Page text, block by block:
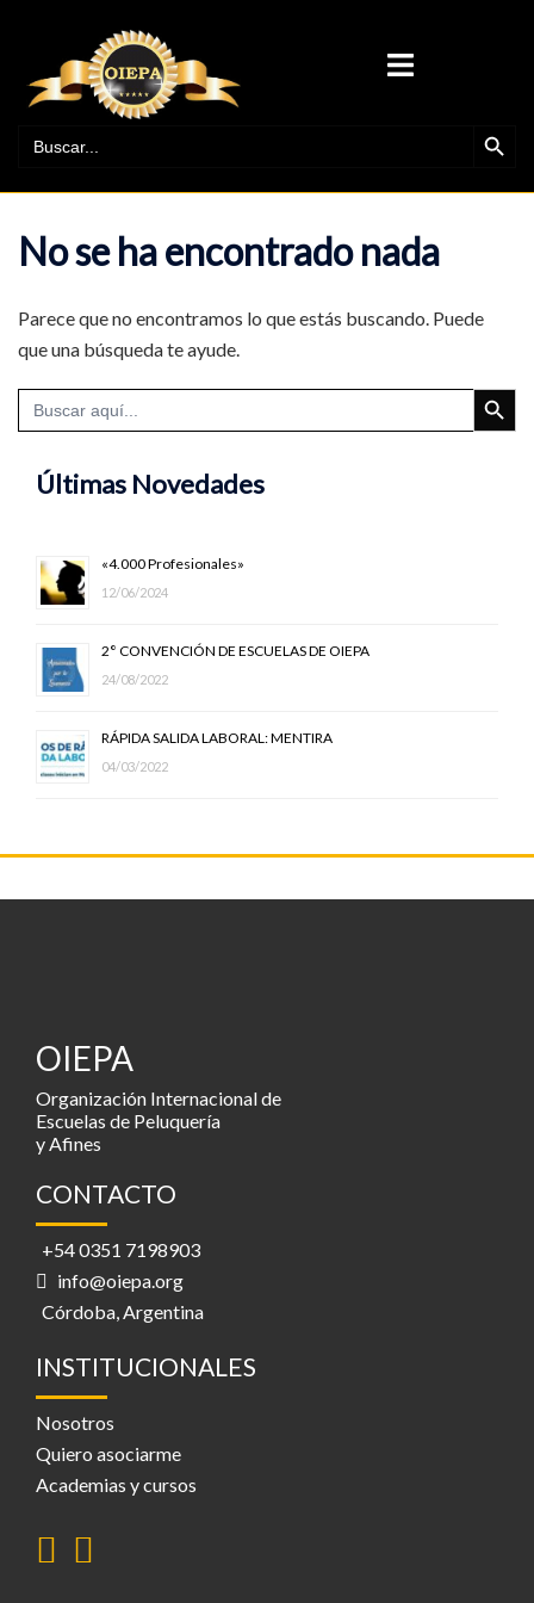
contenido
ALTERNAR
No se ha encontrado nada
Parece que no encontramos lo que estás buscando. Puede
que una búsqueda te ayude.
Buscar: BOTÓN DE
Últimas Novedades
«4.000 Profesionales»
12/06/2024
2° CONVENCIÓN DE ESCUELAS DE OIEPA
24/08/2022
RÁPIDA SALIDA LABORAL: MENTIRA
04/03/2022
OIEPA
Organización Internacional de
Escuelas de Peluquería
y Afines
CONTACTO
+54 0351 7198903
info@oiepa.org
Córdoba, Argentina
INSTITUCIONALES
Nosotros
Quiero asociarme
Academias y cursos